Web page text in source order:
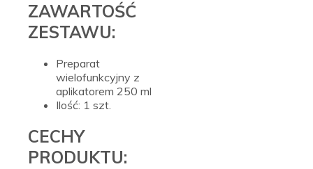
ZAWARTOŚĆ
ZESTAWU:
Preparat
wielofunkcyjny z
aplikatorem 250 ml
Ilość: 1 szt.
CECHY
PRODUKTU: